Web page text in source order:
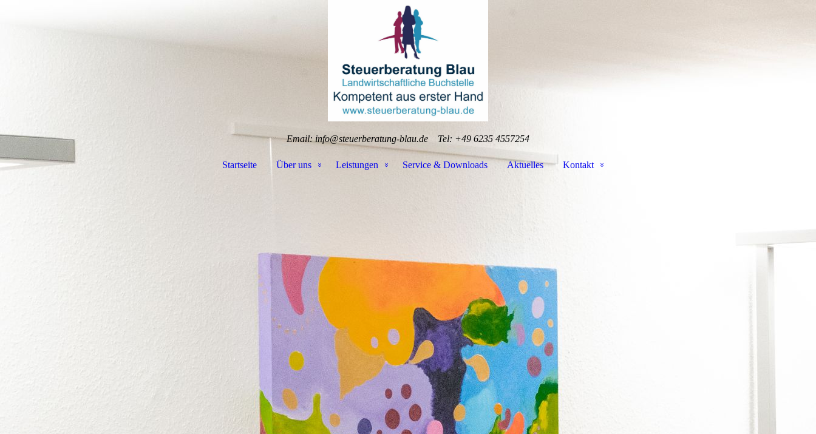
Email: info@steuerberatung-blau.de Tel: +49 6235 4557254
Startseite Über uns Leistungen Service & Downloads Aktuelles Kontakt